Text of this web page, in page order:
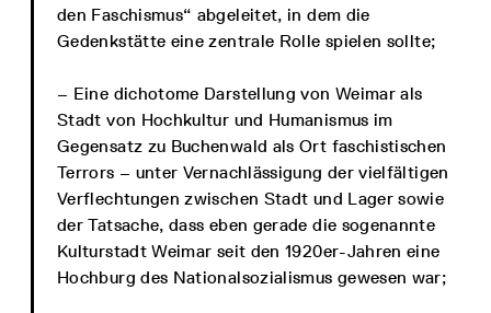
den Faschismus“ abgeleitet, in dem die
Gedenkstätte eine zentrale Rolle spielen sollte;
– Eine dichotome Darstellung von Weimar als
Stadt von Hochkultur und Humanismus im
Gegensatz zu Buchenwald als Ort faschistischen
Terrors – unter Vernachlässigung der vielfältigen
Verflechtungen zwischen Stadt und Lager sowie
der Tatsache, dass eben gerade die sogenannte
Kulturstadt Weimar seit den 1920er-Jahren eine
Hochburg des Nationalsozialismus gewesen war;